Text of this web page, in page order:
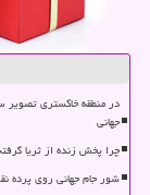
در منطقه خاکستری تصویر
جهانی
چرا پخش زنده از ثریا
شور جام جهانی روی پرده